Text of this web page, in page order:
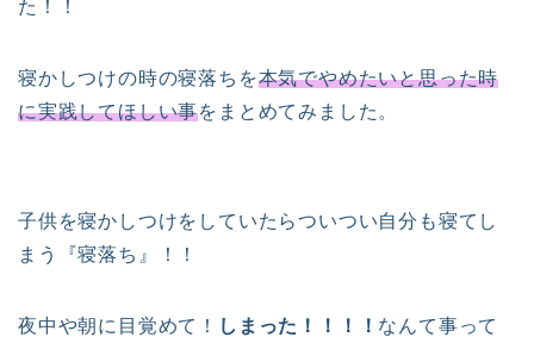
た！！
寝かしつけの時の寝落ちを本気でやめたいと思った時
に実践してほしい事をまとめてみました。
子供を寝かしつけをしていたらついつい自分も寝てし
まう『寝落ち』！！
夜中や朝に目覚めて！ しまった！！！！ なんて事って